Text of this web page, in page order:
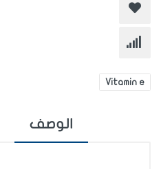
Vitamin e
الوصف